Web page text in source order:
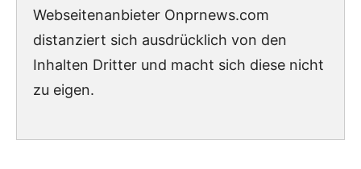
Webseitenanbieter Onprnews.com
distanziert sich ausdrücklich von den
Inhalten Dritter und macht sich diese nicht
zu eigen.